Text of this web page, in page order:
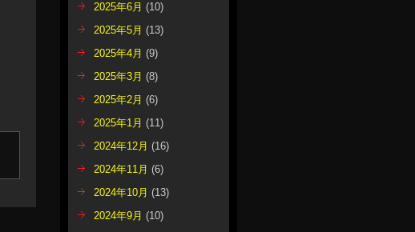
2025年6月 (10)
2025年5月 (13)
2025年4月 (9)
2025年3月 (8)
2025年2月 (6)
2025年1月 (11)
2024年12月 (16)
2024年11月 (6)
2024年10月 (13)
2024年9月 (10)